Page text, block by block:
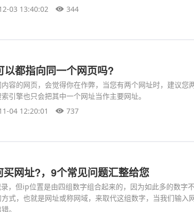
03 13:40:02 344
以都指向同一个网页吗?
容的网页，会觉得你在作弊，当您有两个网址时，建议您
引擎也只会把其中一个网址当作主要网址。
04 12:20:01 737
网址?，9个常见问题汇整给您
，但ip位置是由四组数字组合起来的，因为如此多的数字
式，也就是网址或称网域，来取代这组数字，当我们输入
。